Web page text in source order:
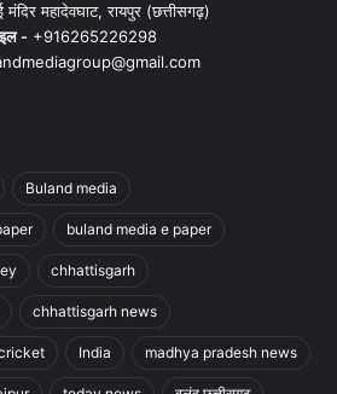
मंदिर महादेवघाट, रायपुर (छत्तीसगढ़)
- +916265226298
Buland media
buland media e paper
chhattisgarh
chhattisgarh news
India madhya pradesh news